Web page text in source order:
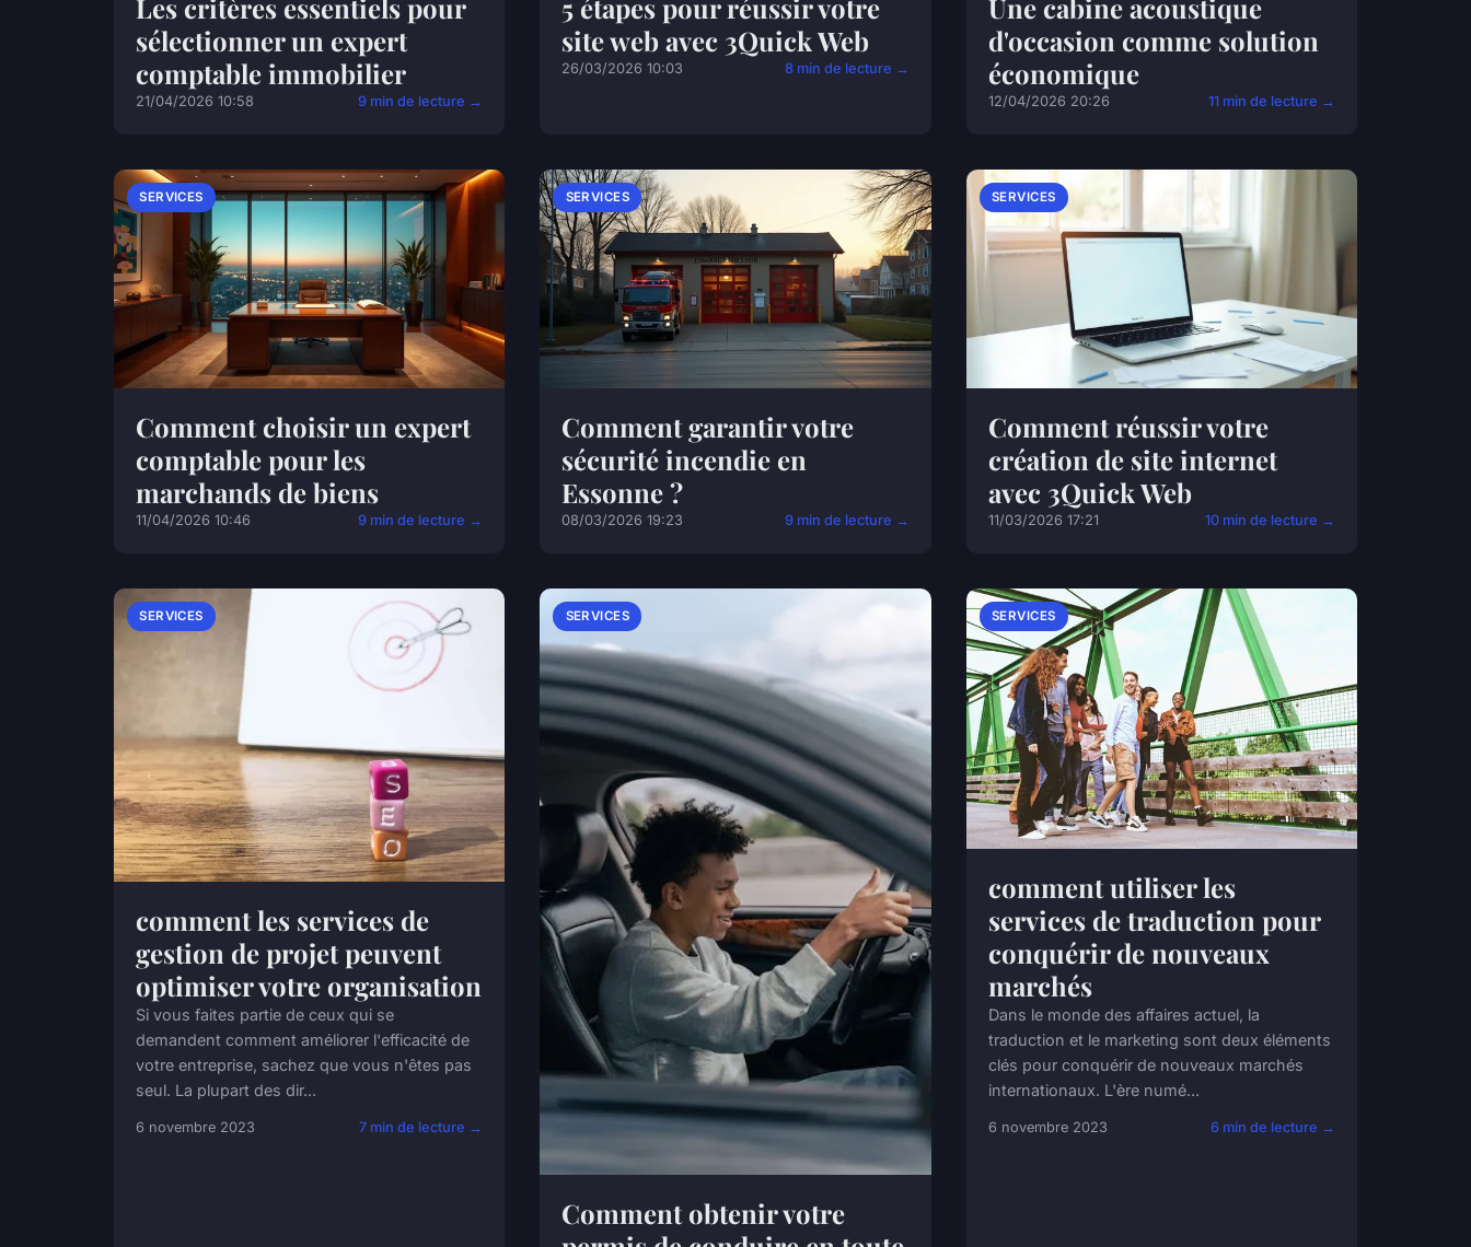
Les critères essentiels pour
sélectionner un expert
comptable immobilier
21/04/2026 10:58 9 min de lecture →
5 étapes pour réussir votre
site web avec 3Quick Web
26/03/2026 10:03 8 min de lecture →
Une cabine acoustique
d'occasion comme solution
économique
12/04/2026 20:26 11 min de lecture →
SERVICES
Comment choisir un expert
comptable pour les
marchands de biens
11/04/2026 10:46 9 min de lecture →
SERVICES
Comment garantir votre
sécurité incendie en
Essonne ?
08/03/2026 19:23 9 min de lecture →
SERVICES
Comment réussir votre
création de site internet
avec 3Quick Web
11/03/2026 17:21 10 min de lecture →
SERVICES
comment les services de
gestion de projet peuvent
optimiser votre organisation
Si vous faites partie de ceux qui se
demandent comment améliorer l'efficacité de
votre entreprise, sachez que vous n'êtes pas
seul. La plupart des dir...
6 novembre 2023 7 min de lecture →
SERVICES
Comment obtenir votre
SERVICES
comment utiliser les
services de traduction pour
conquérir de nouveaux
marchés
Dans le monde des affaires actuel, la
traduction et le marketing sont deux éléments
clés pour conquérir de nouveaux marchés
internationaux. L'ère numé...
6 novembre 2023 6 min de lecture →